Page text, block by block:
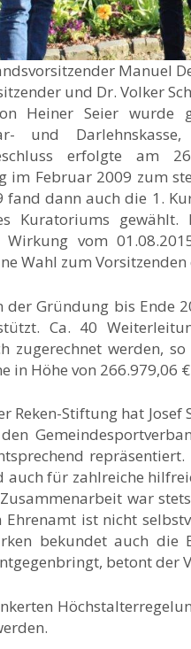
Manuel
und Dr. Volker
Heiner Seier wurde
und
erfolgte am
im Februar 2009 zum
fand dann auch die 1.
Kuratoriums
vom
Wahl zum
der Gründung bis Ende
Ca. 40
zugerechnet werden,
in Höhe von 266.979,06
Reken-Stiftung hat
für zahlreiche
war
Ehrenamt ist nicht
bekundet auch die
betont der